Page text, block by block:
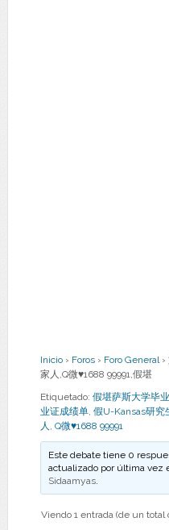
Inicio › Foros › Foro General ›
家人,Q微♥1688 99991,假堪
Etiquetado: 假堪萨斯大学毕
业证成绩单, 假U-Kansas研究
人 , Q微♥1688 99991
Este debate tiene 0
actualizado por última vez
Sidaamyas.
Viendo 1 entrada (de un total